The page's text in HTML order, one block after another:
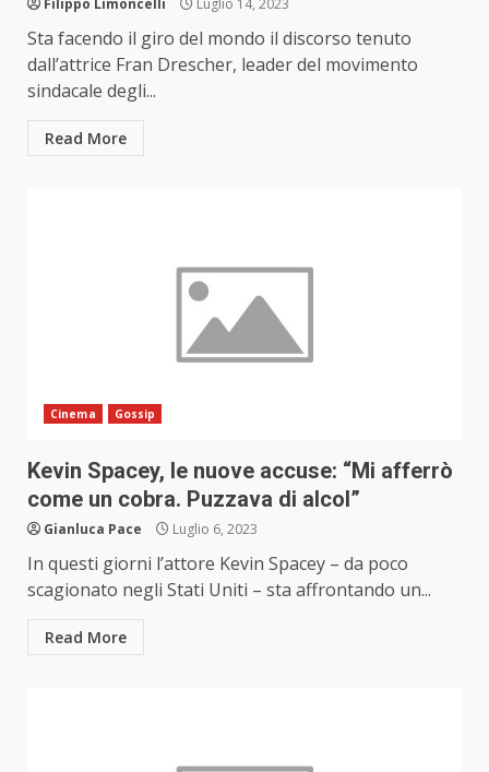
Filippo Limoncelli Luglio 14, 2023
Sta facendo il giro del mondo il discorso tenuto
dall’attrice Fran Drescher, leader del movimento
sindacale degli...
Read More
Cinema Gossip
Kevin Spacey, le nuove accuse: “Mi afferrò
come un cobra. Puzzava di alcol”
Gianluca Pace Luglio 6, 2023
In questi giorni l’attore Kevin Spacey – da poco
scagionato negli Stati Uniti – sta affrontando un...
Read More